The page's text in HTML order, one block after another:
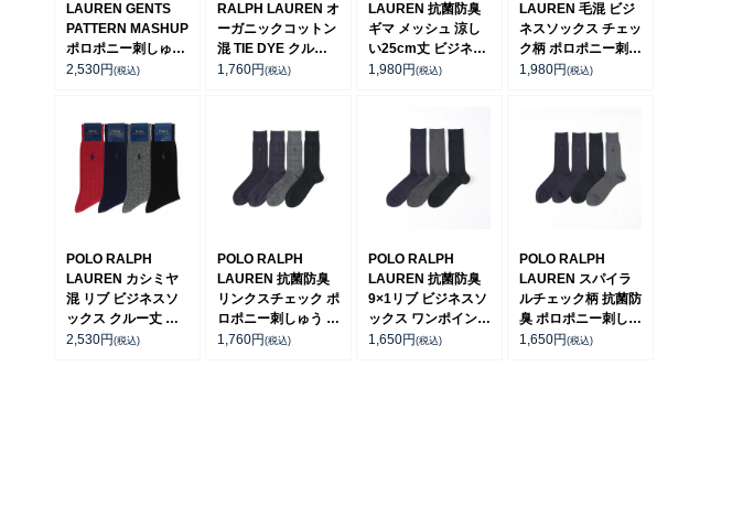
LAUREN GENTS
PATTERN MASHUP
ポロポニー刺しゅう
クルー丈 ビジネス
02042707
2,530円 (税込)
RALPH LAUREN オ
ーガニックコットン
混 TIE DYE クルー
丈 ソックス メンズ
1,760円(税込)
LAUREN 抗菌防臭
ギマ メッシュ 涼し
い25cm丈 ビジネス
ソックス クルー丈
02042434
1,980円(税込)
LAUREN 毛混 ビジ
ネスソックス チェッ
ク柄 ポロポニー刺し
ゅう クルー丈 日本
1,980円(税込)
POLO RALPH
LAUREN カシミヤ
混 リブ ビジネスソ
ックス クルー丈 メ
ンズ 日本製
2,530円 (税込)
POLO RALPH
LAUREN 抗菌防臭
リンクスチェック ポ
ロポニー刺しゅう ク
ルー丈 ビジネス メ
1,760円(税込)
POLO RALPH
LAUREN 抗菌防臭
9×1リブ ビジネスソ
ックス ワンポイント
クルー丈 メンズ
1,650円(税込)
POLO RALPH
LAUREN スパイラ
ルチェック柄 抗菌防
臭 ポロポニー刺しゅ
う クルー丈 ビジネ
1,650円(税込)